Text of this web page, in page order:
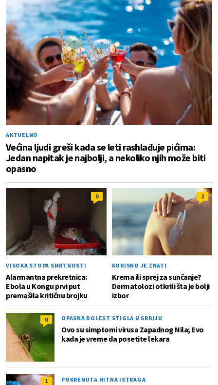
AKTUELNO
Većina ljudi greši kada se leti rashlađuje pićima:
Jedan napitak je najbolji, a nekoliko njih može biti
opasno
0
VISOKA STOPA SMRTNOSTI
Alarmantna prekretnica:
Ebola u Kongu prvi put
premašila kritičnu brojku
2
KORISNO JE ZNATI
Krema ili sprej za sunčanje?
Dermatolozi otkrili šta je bolji
izbor
0 OPASNA BOLEST STIGLA U SRBIJU
Ovo su simptomi virusa Zapadnog Nila; Evo
kada je vreme da posetite lekara
1 POKRENUTA HITNA ISTRAGA